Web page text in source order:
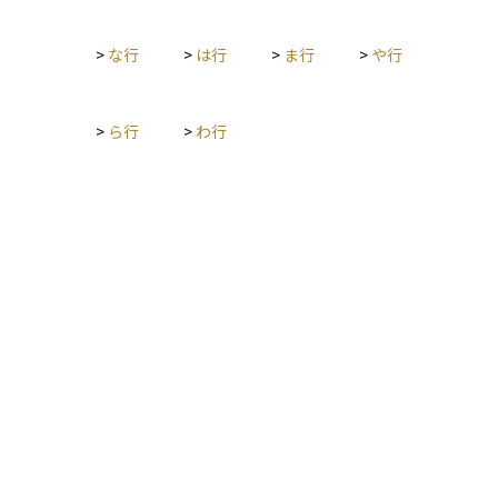
理解するうえでも非常に重要な概念です。
> な行 > は行 > ま行 > や行
> ら行 > わ行